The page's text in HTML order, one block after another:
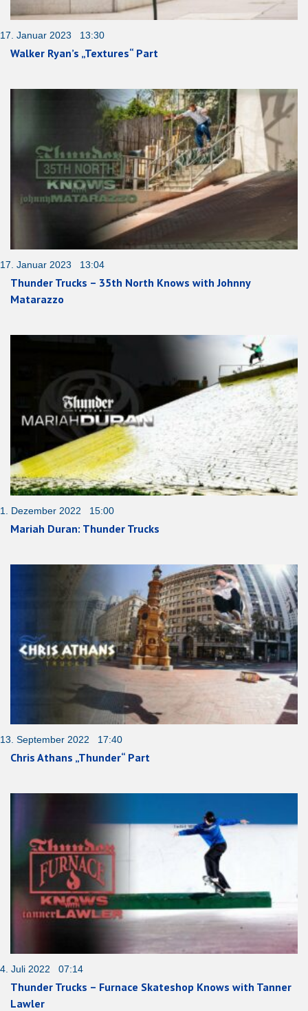
17. Januar 2023 13:30
Walker Ryan’s „Textures“ Part
17. Januar 2023 13:04
Thunder Trucks – 35th North Knows with Johnny
Matarazzo
1. Dezember 2022 15:00
Mariah Duran: Thunder Trucks
13. September 2022 17:40
Chris Athans „Thunder“ Part
4. Juli 2022 07:14
Thunder Trucks – Furnace Skateshop Knows with Tanner
Lawler